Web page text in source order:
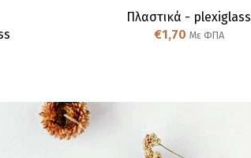
Πλαστικά - plexiglass
€1,70 Με ΦΠΑ